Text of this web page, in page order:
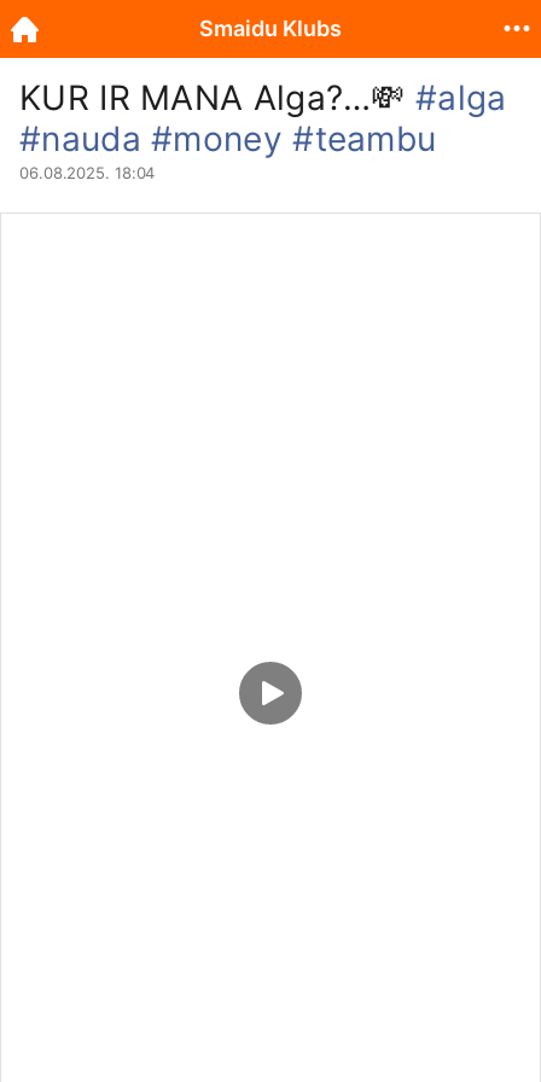
KUR IR MANA Alga?…💸 #alga
#nauda #money #teambu
06.08.2025. 18:04
Smaidu Klubs